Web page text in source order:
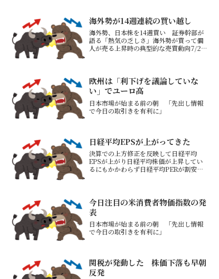
下がると思っていたがそうでなかった日
経平均先物は+720円...
海外勢が14週連続の買い越し
海外勢、日本株を14週買い 証券幹部が
語る「熱気の乏しさ」海外勢が買って個
人が売る上昇時の典型的な売買動向7/20
る時ではないと...
欧州は「利下げを議論していな
い」でユーロ高
日本市場が始まる前の朝 「先出し情報
で今日の取引きを有利に」
日経平均EPSが上がってきた
決算での上方修正を反映して日経平均
EPSが上がり日経平均株価が上昇してい
るにもかかわらず日経平均PERが割安に
修正が続くようだと日...
今日注目の米消費者物価指数の発
表
日本市場が始まる前の朝 「先出し情報
で今日の取引きを有利に」
関税が発動した 株価下落も早朝
反発